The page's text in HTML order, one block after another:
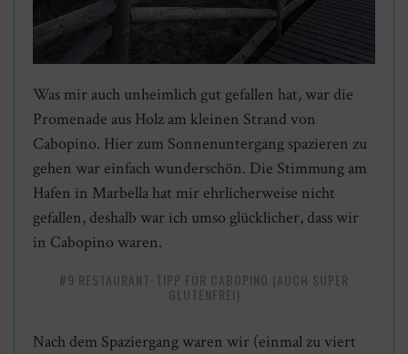
Was mir auch unheimlich gut gefallen hat, war die
Promenade aus Holz am kleinen Strand von
Cabopino. Hier zum Sonnenuntergang spazieren zu
gehen war einfach wunderschön. Die Stimmung am
Hafen in Marbella hat mir ehrlicherweise nicht
gefallen, deshalb war ich umso glücklicher, dass wir
in Cabopino waren.
#9 RESTAURANT-TIPP FÜR CABOPINO (AUCH SUPER
GLUTENFREI)
Nach dem Spaziergang waren wir (einmal zu viert